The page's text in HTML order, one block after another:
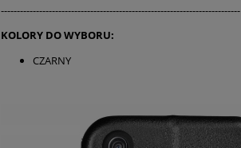
---------------------------------------------------------------------------
KOLORY DO WYBORU:
CZARNY